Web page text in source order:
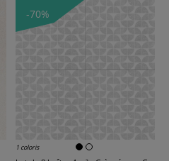
-70%
1 coloris